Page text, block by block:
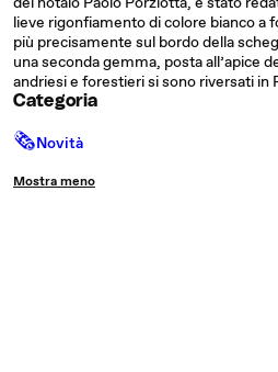
lieve rigonfiamento di colore bianco a
più precisamente sul bordo della
una seconda gemma, posta all’apice
andriesi e forestieri si sono riversati in
Categoria
🗞Novità
Mostra meno